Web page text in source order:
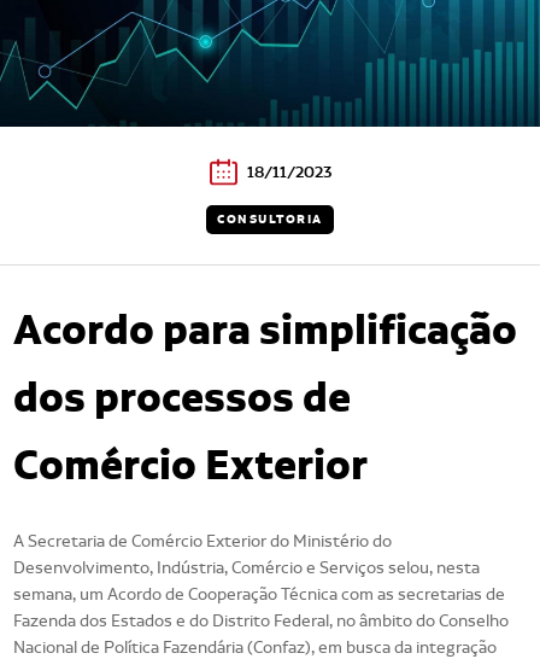
18/11/2023
CONSULTORIA
Acordo para simplificação
dos processos de
Comércio Exterior
A Secretaria de Comércio Exterior do Ministério do
Desenvolvimento, Indústria, Comércio e Serviços selou, nesta
semana, um Acordo de Cooperação Técnica com as secretarias de
Fazenda dos Estados e do Distrito Federal, no âmbito do Conselho
Nacional de Política Fazendária (Confaz), em busca da integração